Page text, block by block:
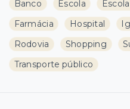
Banco Escola
Farmácia
Hospital
Rodovia
Shopping
Transporte público